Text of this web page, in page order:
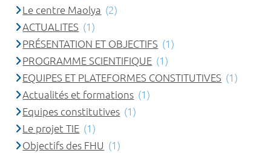
Le centre Maolya (2)
ACTUALITES (1)
PRÉSENTATION ET OBJECTIFS (1)
PROGRAMME SCIENTIFIQUE (1)
EQUIPES ET PLATEFORMES CONSTITUTIVES (1)
Actualités et formations (1)
Equipes constitutives (1)
Le projet TIE (1)
Objectifs des FHU (1)